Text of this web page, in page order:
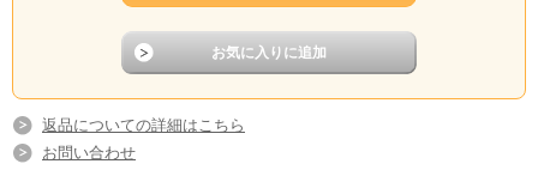
返品についての詳細はこちら
お問い合わせ